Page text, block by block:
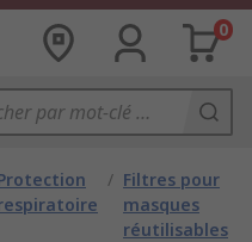
0
/ Filtres pour
masques
réutilisables